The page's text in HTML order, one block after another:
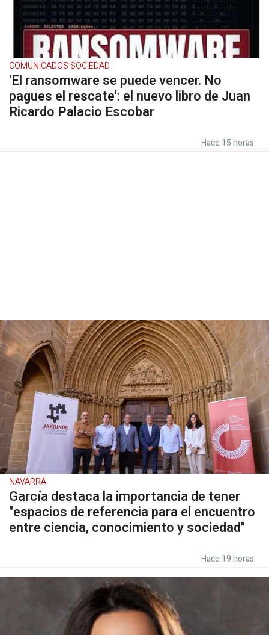
COMUNICADOS SOCIEDAD
'El ransomware se puede vencer. No
pagues el rescate': el nuevo libro de Juan
Ricardo Palacio Escobar
Hace 15 horas
NAVARRA
García destaca la importancia de tener
"espacios de referencia para el encuentro
entre ciencia, conocimiento y sociedad"
Hace 19 horas